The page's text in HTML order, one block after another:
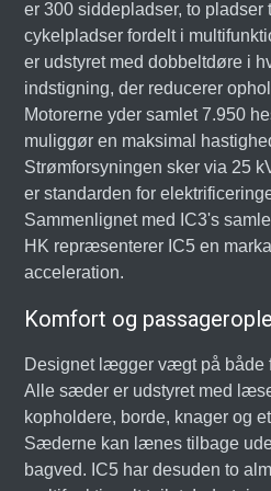
er 300 siddepladser, to pladser
cykelpladser fordelt i
er udstyret med dobbeltdøre i
indstigning, der reducerer
Motorerne yder samlet 7.950
muliggør en maksimal
Strømforsyningen sker via 25
er standarden for
Sammenlignet med IC3's
HK repræsenterer IC5 en
acceleration.
Komfort og
Designet lægger vægt på både
Alle sæder er udstyret med
kopholdere, borde, knager og
Sæderne kan lænes tilbage
bagved. IC5 har desuden to